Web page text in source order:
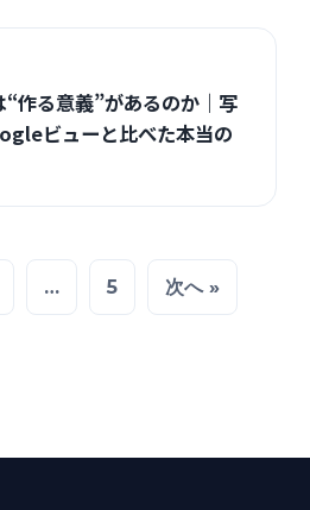
作る意義”があるのか｜写
ビューと比べた本当の
… 5 次へ »